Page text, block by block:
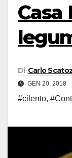
Casa
Di Carlo
GEN 20, 2018
#cilento,